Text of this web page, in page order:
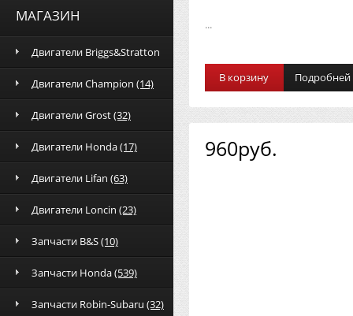
МАГАЗИН
Двигатели Briggs&Stratton
Двигатели Champion (14)
Двигатели Grost(32)
Двигатели Honda(17)
Двигатели Lifan (63)
Двигатели Loncin (23)
Запчасти B&S(10)
Запчасти Honda(539)
Запчасти Robin-Subaru (32)
...
В корзину Подробней
960руб.